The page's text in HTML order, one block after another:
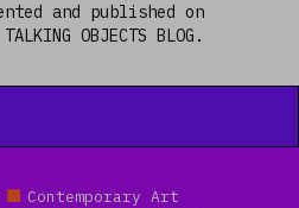
People
Kontakt
and published on
OBJECTS BLOG.
Contemporary Art